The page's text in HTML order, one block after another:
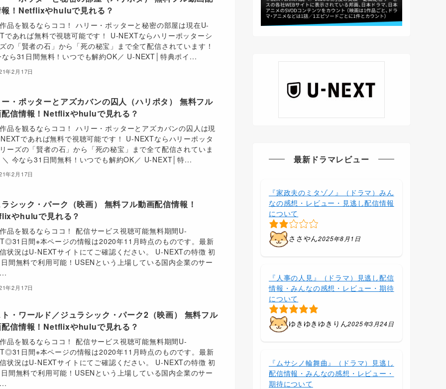
！Netflixやhuluで見れる？
品を観るならココ！ ハリー・ポッターと秘密の部屋は現在U-
であれば無料で視聴可能です！ U-NEXTならハリーポッターシ
の「賢者の石」から「死の秘宝」まで全て配信されています！
なら31日間無料！いつでも解約OK／ U-NEXT│特典ポイ...
年2月17日
・ポッターとアズカバンの囚人（ハリポタ） 無料フル
信情報！Netflixやhuluで見れる？
品を観るならココ！ ハリー・ポッターとアズカバンの囚人は現
であれば無料で視聴可能です！ U-NEXTならハリーポッタ
ーズの「賢者の石」から「死の秘宝」まで全て配信されていま
＼ 今なら31日間無料！いつでも解約OK／ U-NEXT│特...
年2月17日
シック・パーク（映画） 無料フル動画配信情報！
やhuluで見れる？
品を観るならココ！ 配信サービス視聴可能無料期間U-
日間※本ページの情報は2020年11月時点のものです。最新
状況はU-NEXTサイトにてご確認ください。 U-NEXTの特徴 初
間無料で利用可能！USENという上場している国内企業のサー
年2月17日
・ワールド／ジュラシック・パーク2（映画） 無料フル
信情報！Netflixやhuluで見れる？
品を観るならココ！ 配信サービス視聴可能無料期間U-
日間※本ページの情報は2020年11月時点のものです。最新
状況はU-NEXTサイトにてご確認ください。 U-NEXTの特徴 初
間無料で利用可能！USENという上場している国内企業のサー
最新ドラマレビュー
『家政夫のミタゾノ』（ドラマ）みん
なの感想・レビュー・見逃し配信情報
について
ささやん2025年8月1日
『人事の人見』（ドラマ）見逃し配信
情報・みんなの感想・レビュー・期待
について
ゆきゆきゆきりん2025年3月24日
『ムサシノ輪舞曲』（ドラマ）見逃し
配信情報・みんなの感想・レビュー・
期待について